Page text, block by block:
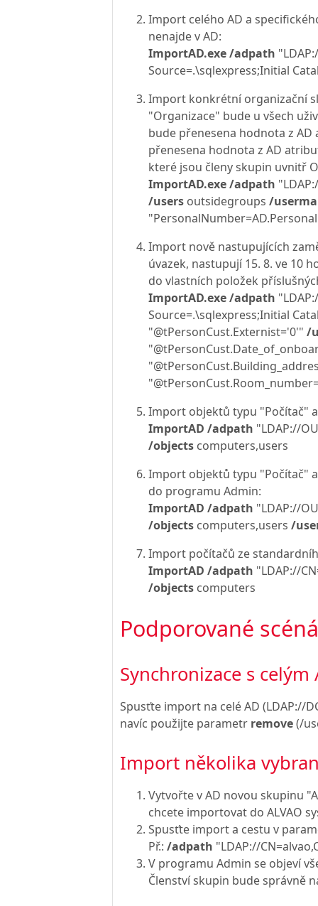
Import celého AD a
nenajde v AD:
ImportAD.exe /adpath
Source=.\sqlexpress;Initial
Import konkrétní organizační
"Organizace" bude u všech
bude přenesena hodnota z
přenesena hodnota z AD
které jsou členy skupin uvnitř
ImportAD.exe /adpath
/users outsidegroups /
Import nově nastupujících
úvazek, nastupují 15. 8. ve 10
do vlastních položek
ImportAD.exe/adpath
Source=.\sqlexpress;Initial
"@tPersonCust.Externist='0'" /
Import objektů typu "Počítač"
ImportAD /adpath "LDAP://
/objects computers,users
Import objektů typu "Počítač"
do programu Admin:
ImportAD /adpath "LDAP://
/objects computers,users /
Import počítačů ze
ImportAD /adpath "LDAP://
/objects computers
Podporované
Synchronizace s
Spusťte import na celé AD (LDAP://
navíc použijte parametr remove(/
Import několika
Vytvořte v AD novou skupinu
chcete importovat do ALVAO
Spusťte import a cestu v
Př.: /adpath "LDAP://
V programu Admin se objeví
Členství skupin bude správně